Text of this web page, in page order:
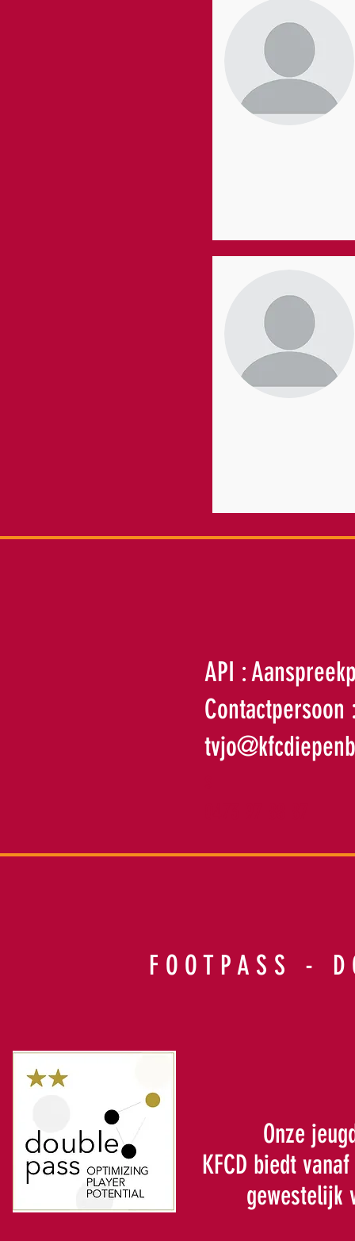
API :
Contactpersoon
FOOTPASS -
Onze
KFCD biedt
gewestelijk